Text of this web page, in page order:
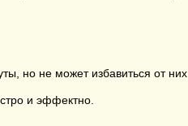
но не может избавиться от них.
и эффектно.